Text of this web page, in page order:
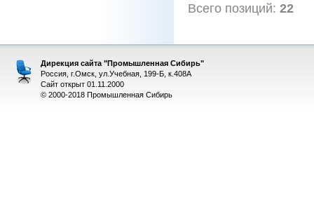
Всего позиций: 22
Дирекция сайта "Промышленная Сибирь"
Россия, г.Омск, ул.Учебная, 199-Б, к.408А
Сайт открыт 01.11.2000
© 2000-2018 Промышленная Сибирь